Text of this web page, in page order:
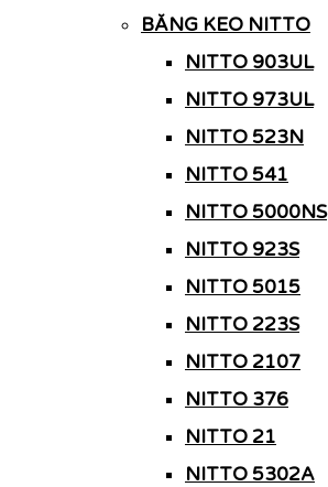
BĂNG KEO NITTO
NITTO 903UL
NITTO 973UL
NITTO 523N
NITTO 541
NITTO 5000NS
NITTO 923S
NITTO 5015
NITTO 223S
NITTO 2107
NITTO 376
NITTO 21
NITTO 5302A